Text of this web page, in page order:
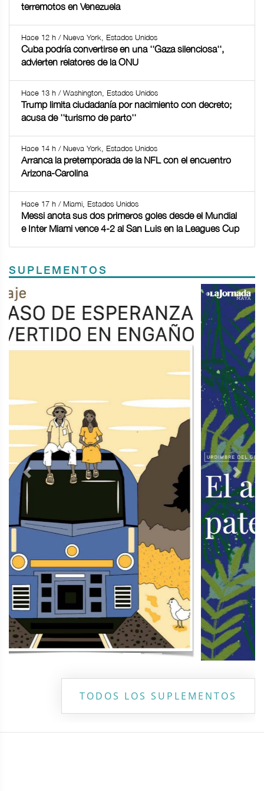
terremotos en Venezuela
Hace 12 h / Nueva York, Estados Unidos
Cuba podría convertirse en una ''Gaza silenciosa'',
advierten relatores de la ONU
Hace 13 h / Washington, Estados Unidos
Trump limita ciudadanía por nacimiento con decreto;
acusa de ''turismo de parto''
Hace 14 h / Nueva York, Estados Unidos
Arranca la pretemporada de la NFL con el encuentro
Arizona-Carolina
Hace 17 h / Miami, Estados Unidos
Messi anota sus dos primeros goles desde el Mundial
e Inter Miami vence 4-2 al San Luis en la Leagues Cup
SUPLEMENTOS
Previous Next
TODOS LOS SUPLEMENTOS